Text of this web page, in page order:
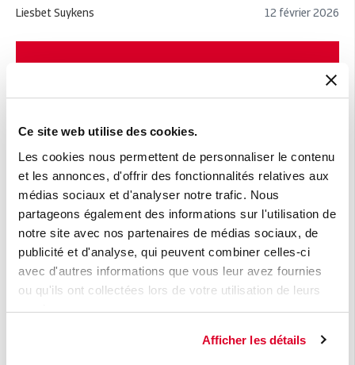
Ce site web utilise des cookies.
Les cookies nous permettent de personnaliser le contenu
et les annonces, d'offrir des fonctionnalités relatives aux
médias sociaux et d'analyser notre trafic. Nous
partageons également des informations sur l'utilisation de
notre site avec nos partenaires de médias sociaux, de
publicité et d'analyse, qui peuvent combiner celles-ci
avec d'autres informations que vous leur avez fournies
ou qu'ils ont collectées lors de votre utilisation de leurs
services.
Afficher les détails
Liesbet Suykens 12 février 2026
dans votre boîte mails
E-mail*
Oui, je souhaite recevoir les Flashs
Atradius.
Atradius fait tout pour protéger votre vie privée. En cliquant
traiter votre adresse e-mail afin de vous fournir le contenu